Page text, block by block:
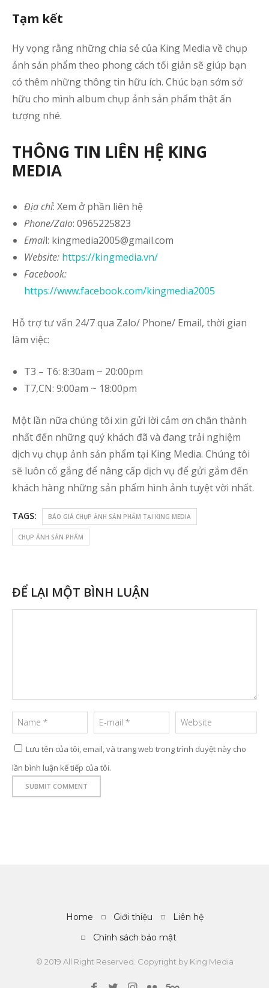
Tạm kết
Hy vọng rằng những chia sẻ của King Media về chụp
ảnh sản phẩm theo phong cách tối giản sẽ giúp bạn
có thêm những thông tin hữu ích. Chúc bạn sớm sở
hữu cho mình album chụp ảnh sản phẩm thật ấn
tượng nhé.
THÔNG TIN LIÊN HỆ KING
MEDIA
Địa chỉ: Xem ở phần liên hệ
Phone/Zalo: 0965225823
Email: kingmedia2005@gmail.com
Website: https://kingmedia.vn/
Facebook:
https://www.facebook.com/kingmedia2005
Hỗ trợ tư vấn 24/7 qua Zalo/ Phone/ Email, thời gian
làm việc:
T3 – T6: 8:30am ~ 20:00pm
T7,CN: 9:00am ~ 18:00pm
Một lần nữa chúng tôi xin gửi lời cảm ơn chân thành
nhất đến những quý khách đã và đang trải nghiệm
dịch vụ chụp ảnh sản phẩm tại King Media. Chúng tôi
sẽ luôn cố gắng để nâng cấp dịch vụ để gửi gắm đến
khách hàng những sản phẩm hình ảnh tuyệt vời nhất.
TAGS: BÁO GIÁ CHỤP ẢNH SẢN PHẨM TẠI KING MEDIA
CHỤP ẢNH SẢN PHẨM
ĐỂ LẠI MỘT BÌNH LUẬN
Lưu tên của tôi, email, và trang web trong trình duyệt này cho
lần bình luận kế tiếp của tôi.
Home Giới thiệu
Liên hệ
Chính sách bảo mật
© 2019 All Right Reserved. Copyright by King Media